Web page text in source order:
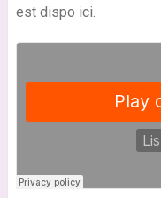
est dispo ici.